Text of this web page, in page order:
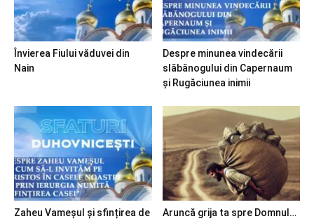
Învierea Fiului văduvei din
Nain
Despre minunea vindecării
slăbănogului din Capernaum
și Rugăciunea inimii
Zaheu Vameșul și sfințirea de
Aruncă grija ta spre Domnul…